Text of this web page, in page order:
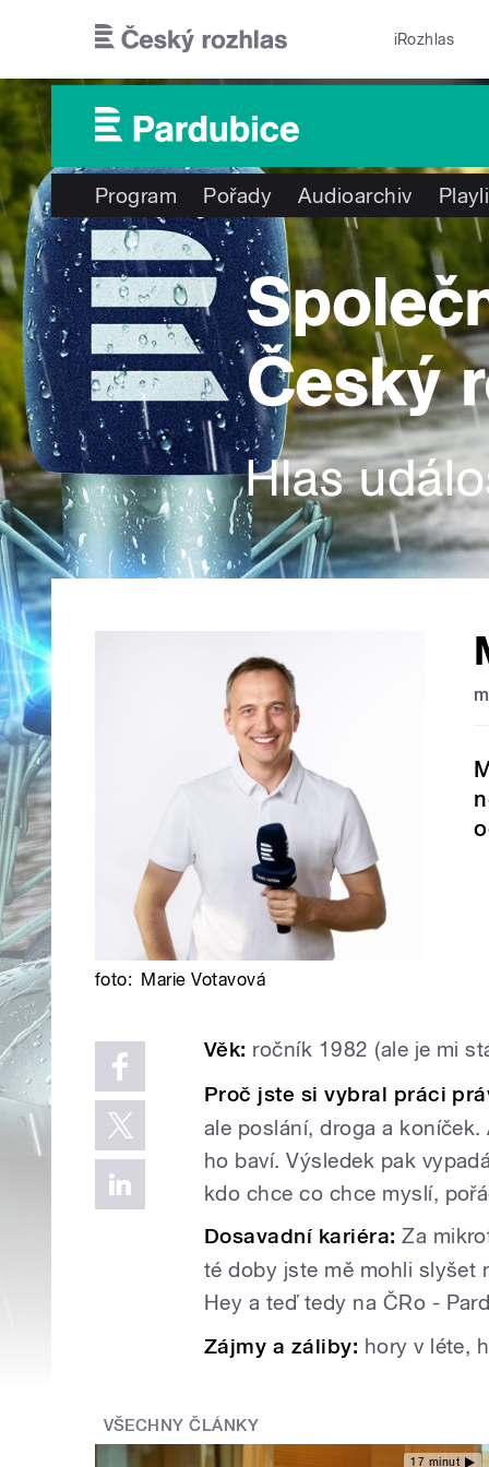
iRozhlas
Program Pořady Audioarchiv
foto: Marie Votavová
Věk: ročník 1982 (ale je mi
Proč jste si vybral práci
ale poslání, droga a
ho baví. Výsledek pak
kdo chce co chce myslí,
Dosavadní kariéra: Za
té doby jste mě mohli slyšet
Hey a teď tedy na ČRo -
Zájmy a záliby: hory v léte,
VŠECHNY ČLÁNKY
17 minut